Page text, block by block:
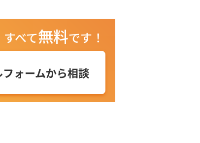
すべて無料です！
フォームから相談